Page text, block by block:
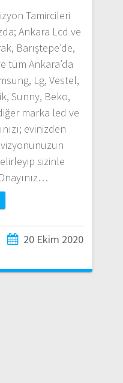
Tamircileri
Ankara Lcd ve
Barıştepe’de,
tüm Ankara’da
Lg, Vestel,
Sunny, Beko,
marka led ve
evinizden
sizinle
20 Ekim 2020